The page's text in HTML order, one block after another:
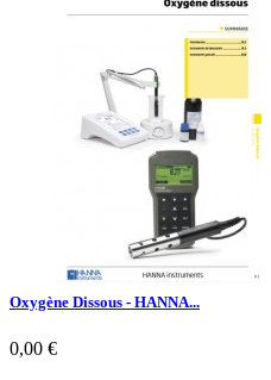
Oxygène Dissous - HANNA...
0,00 €